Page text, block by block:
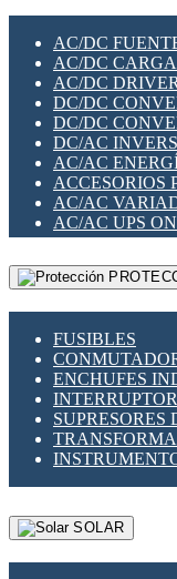
SWITCH Y
TARJETAS PI
UNIÓN Y
PLACAS
SWITCHES Y
SOLUCIONES
SOLUCIONES
SOLUCIONES
SEGURIDAD
SWITCHES
TELEFONÍA IP
VIGILANCIA
MESHTASTIC
AC/DC
AC/DC
AC/DC
DC/DC
DC/DC
DC/AC
AC/AC
ACCESORIOS
AC/AC
AC/AC UPS
FUSIBLES
ENCHUFES
SUPRESORES
SOLAR